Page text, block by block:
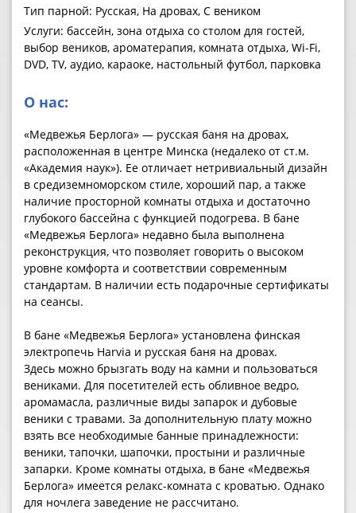
Тип парной: Русская, На дровах, С веником
Услуги: бассейн, зона отдыха со столом для гостей,
выбор веников, ароматерапия, комната отдыха, Wi-Fi,
DVD, TV, аудио, караоке, настольный футбол, парковка
О нас:
«Медвежья Берлога» — русская баня на дровах,
расположенная в центре Минска (недалеко от ст.м.
«Академия наук»). Ее отличает нетривиальный дизайн
в средиземноморском стиле, хороший пар, а также
наличие просторной комнаты отдыха и достаточно
глубокого бассейна с функцией подогрева. В бане
«Медвежья Берлога» недавно была выполнена
реконструкция, что позволяет говорить о высоком
уровне комфорта и соответствии современным
стандартам. В наличии есть подарочные сертификаты
на сеансы.
В бане «Медвежья Берлога» установлена финская
электропечь Наrvia и русская баня на дровах.
Здесь можно брызгать воду на камни и пользоваться
вениками. Для посетителей есть обливное ведро,
аромамасла, различные виды запарок и дубовые
веники с травами. За дополнительную плату можно
взять все необходимые банные принадлежности:
веники, тапочки, шапочки, простыни и различные
запарки. Кроме комнаты отдыха, в бане «Медвежья
Берлога» имеется релакс-комната с кроватью. Однако
для ночлега заведение не рассчитано.